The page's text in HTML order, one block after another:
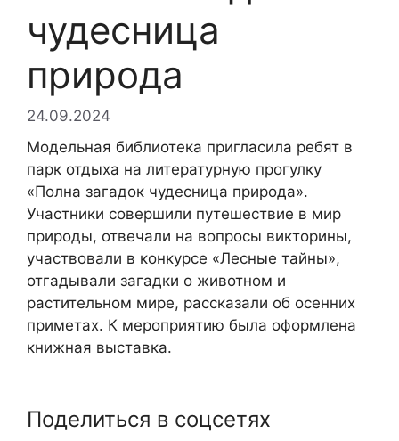
чудесница
природа
24.09.2024
Модельная библиотека пригласила ребят в
парк отдыха на литературную прогулку
«Полна загадок чудесница природа».
Участники совершили путешествие в мир
природы, отвечали на вопросы викторины,
участвовали в конкурсе «Лесные тайны»,
отгадывали загадки о животном и
растительном мире, рассказали об осенних
приметах. К мероприятию была оформлена
книжная выставка.
Поделиться в соцсетях